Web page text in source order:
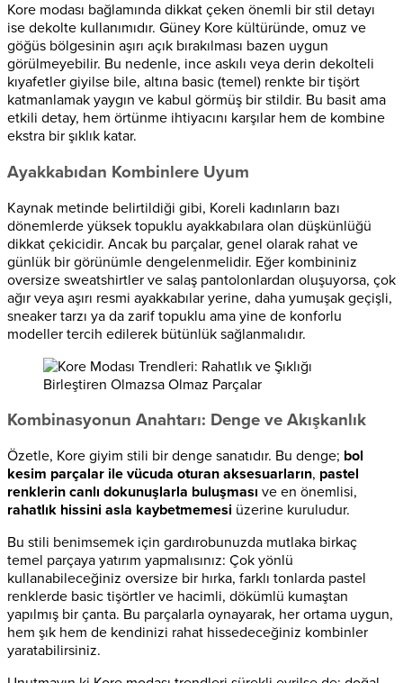
Kore modası bağlamında dikkat çeken önemli bir stil detayı
ise dekolte kullanımıdır. Güney Kore kültüründe, omuz ve
göğüs bölgesinin aşırı açık bırakılması bazen uygun
görülmeyebilir. Bu nedenle, ince askılı veya derin dekolteli
kıyafetler giyilse bile, altına basic (temel) renkte bir tişört
katmanlamak yaygın ve kabul görmüş bir stildir. Bu basit ama
etkili detay, hem örtünme ihtiyacını karşılar hem de kombine
ekstra bir şıklık katar.
Ayakkabıdan Kombinlere Uyum
Kaynak metinde belirtildiği gibi, Koreli kadınların bazı
dönemlerde yüksek topuklu ayakkabılara olan düşkünlüğü
dikkat çekicidir. Ancak bu parçalar, genel olarak rahat ve
günlük bir görünümle dengelenmelidir. Eğer kombininiz
oversize sweatshirtler ve salaş pantolonlardan oluşuyorsa, çok
ağır veya aşırı resmi ayakkabılar yerine, daha yumuşak geçişli,
sneaker tarzı ya da zarif topuklu ama yine de konforlu
modeller tercih edilerek bütünlük sağlanmalıdır.
Kombinasyonun Anahtarı: Denge ve Akışkanlık
Özetle, Kore giyim stili bir denge sanatıdır. Bu denge; bol
kesim parçalar ile vücuda oturan aksesuarların, pastel
renklerin canlı dokunuşlarla buluşması ve en önemlisi,
rahatlık hissini asla kaybetmemesi üzerine kuruludur.
Bu stili benimsemek için gardırobunuzda mutlaka birkaç
temel parçaya yatırım yapmalısınız: Çok yönlü
kullanabileceğiniz oversize bir hırka, farklı tonlarda pastel
renklerde basic tişörtler ve hacimli, dökümlü kumaştan
yapılmış bir çanta. Bu parçalarla oynayarak, her ortama uygun,
hem şık hem de kendinizi rahat hissedeceğiniz kombinler
yaratabilirsiniz.